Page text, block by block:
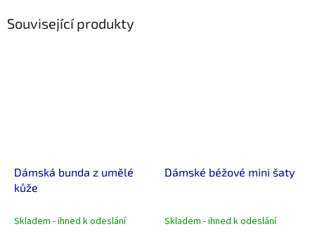
Související produkty
Dámská bunda z umělé
kůže
Skladem - ihned k odeslání
Dámské béžové mini šaty
Skladem - ihned k odeslání